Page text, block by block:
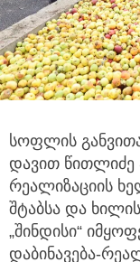
სოფლის
დავით
რეალიზაციის
შტაბსა და
„შინდისი“
დაბინავება-